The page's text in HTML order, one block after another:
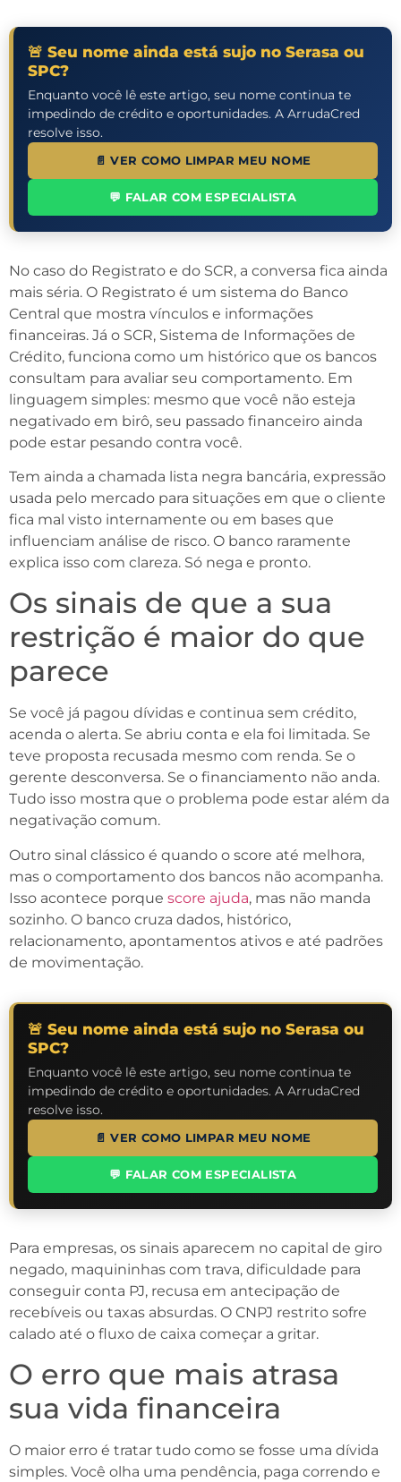
🚨 Seu nome ainda está sujo no Serasa ou
SPC?
Enquanto você lê este artigo, seu nome continua te
impedindo de crédito e oportunidades. A ArrudaCred
resolve isso.
📄 VER COMO LIMPAR MEU NOME
💬 FALAR COM ESPECIALISTA
No caso do Registrato e do SCR, a conversa fica ainda
mais séria. O Registrato é um sistema do Banco
Central que mostra vínculos e informações
financeiras. Já o SCR, Sistema de Informações de
Crédito, funciona como um histórico que os bancos
consultam para avaliar seu comportamento. Em
linguagem simples: mesmo que você não esteja
negativado em birô, seu passado financeiro ainda
pode estar pesando contra você.
Tem ainda a chamada lista negra bancária, expressão
usada pelo mercado para situações em que o cliente
fica mal visto internamente ou em bases que
influenciam análise de risco. O banco raramente
explica isso com clareza. Só nega e pronto.
Os sinais de que a sua
restrição é maior do que
parece
Se você já pagou dívidas e continua sem crédito,
acenda o alerta. Se abriu conta e ela foi limitada. Se
teve proposta recusada mesmo com renda. Se o
gerente desconversa. Se o financiamento não anda.
Tudo isso mostra que o problema pode estar além da
negativação comum.
Outro sinal clássico é quando o score até melhora,
mas o comportamento dos bancos não acompanha.
Isso acontece porque score ajuda, mas não manda
sozinho. O banco cruza dados, histórico,
relacionamento, apontamentos ativos e até padrões
de movimentação.
🚨 Seu nome ainda está sujo no Serasa ou
SPC?
Enquanto você lê este artigo, seu nome continua te
impedindo de crédito e oportunidades. A ArrudaCred
resolve isso.
📄 VER COMO LIMPAR MEU NOME
💬 FALAR COM ESPECIALISTA
Para empresas, os sinais aparecem no capital de giro
negado, maquininhas com trava, dificuldade para
conseguir conta PJ, recusa em antecipação de
recebíveis ou taxas absurdas. O CNPJ restrito sofre
calado até o fluxo de caixa começar a gritar.
O erro que mais atrasa
sua vida financeira
O maior erro é tratar tudo como se fosse uma dívida
simples. Você olha uma pendência, paga correndo e